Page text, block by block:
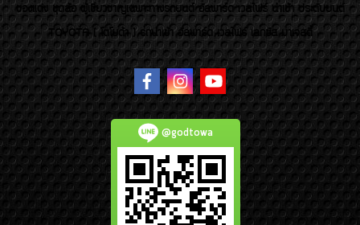
ของแต่ง ชุดล้อ ผู้เชี่ยวชาญเฉพาะทางรถยนต์ อัลพาร์ด เวลไฟร์ นำเข้า ประดับยนต์
TOYOTA ( โตโยต้า ) รถนำเข้า อัลพาร์ด เวลไฟร์ เลกซัส มาเจสตี้
@godtowa